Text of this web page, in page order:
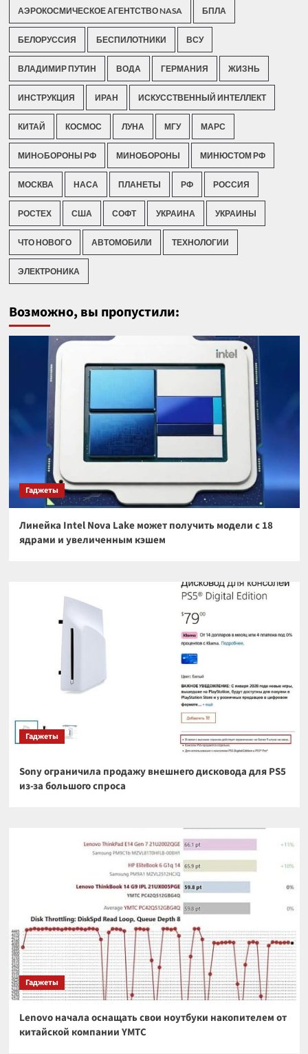
АЭРОКОСМИЧЕСКОЕ АГЕНТСТВО NASA БПЛА
БЕЛОРУССИЯ БЕСПИЛОТНИКИ ВСУ
ВЛАДИМИР ПУТИН ВОДА ГЕРМАНИЯ ЖИЗНЬ
ИНСТРУКЦИЯ ИРАН ИСКУССТВЕННЫЙ ИНТЕЛЛЕКТ
КИТАЙ КОСМОС ЛУНА МГУ МАРС
МИНOБОРОНЫ РФ МИНОБОРОНЫ МИНЮСТОМ РФ
МОСКВА НАСА ПЛАНЕТЫ РФ РОССИЯ
РОСТЕХ США СОФТ УКРАИНА УКРАИНЫ
ЧТО НОВОГО АВТОМОБИЛИ ТЕХНОЛОГИИ
ЭЛЕКТРОНИКА
Возможно, вы пропустили:
Гаджеты
Линейка Intel Nova Lake может получить модели с 18
ядрами и увеличенным кэшем
Гаджеты
Sony ограничила продажу внешнего дисковода для PS5
из-за большого спроса
Гаджеты
Lenovo начала оснащать свои ноутбуки накопителем от
китайской компании YMTC